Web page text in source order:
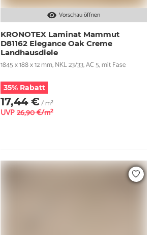
Vorschau öffnen
KRONOTEX Laminat Mammut
D81162 Elegance Oak Creme
Landhausdiele
1845 x 188 x 12 mm, NKL 23/33, AC 5, mit Fase
35% Rabatt
17,44 €/ m²
UVP 26,90 €/m²